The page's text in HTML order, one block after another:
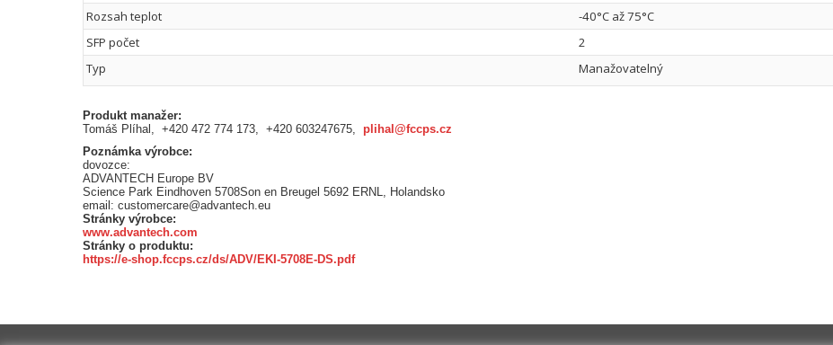
Rozsah teplot
-40°C až 75°C
SFP počet
2
Typ
Manažovatelný
Produkt manažer:
Tomáš Plíhal, +420 472 774 173, +420 603247675, plihal@fccps.cz
Poznámka výrobce:
dovozce:
ADVANTECH Europe BV
Science Park Eindhoven 5708Son en Breugel 5692 ERNL, Holandsko
email: customercare@advantech.eu
Stránky výrobce:
www.advantech.com
Stránky o produktu:
https://e-shop.fccps.cz/ds/ADV/EKI-5708E-DS.pdf